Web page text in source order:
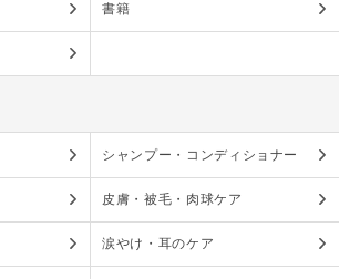
書籍
シャンプー・コンディショナー
皮膚・被毛・肉球ケア
涙やけ・耳のケア